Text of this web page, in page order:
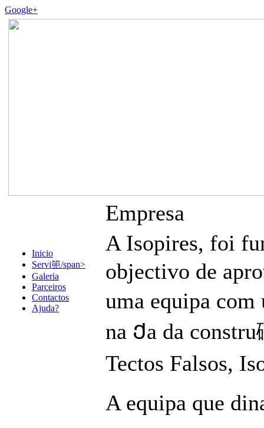
Google+
Inicio
Servi篼/span>
Galeria
Parceiros
Contactos
Ajuda?
Empresa
A Isopires, foi
objectivo de
uma equipa
na Ქa da
Tectos Falsos,
A equipa que